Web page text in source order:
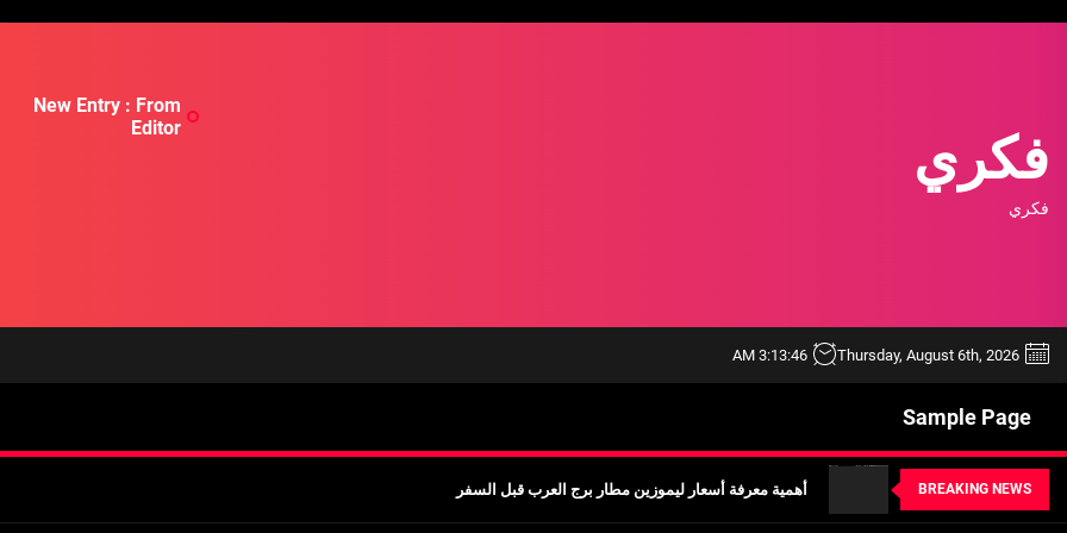
فكري
فكري
New Entry : From
Editor
Thursday, August 6th, 2026
3:13:47 AM
Sample Page
BREAKING NEWS تحقيق: أسعار خدمة ليموزين مطار القاهرة وكيفية الاستفادة منها